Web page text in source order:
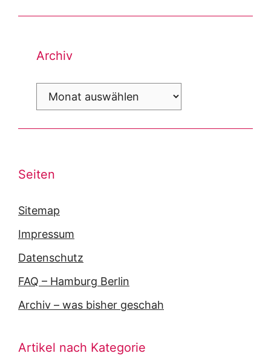
Archiv
Archiv
Seiten
Sitemap
Impressum
Datenschutz
FAQ – Hamburg Berlin
Archiv – was bisher geschah
Artikel nach Kategorie